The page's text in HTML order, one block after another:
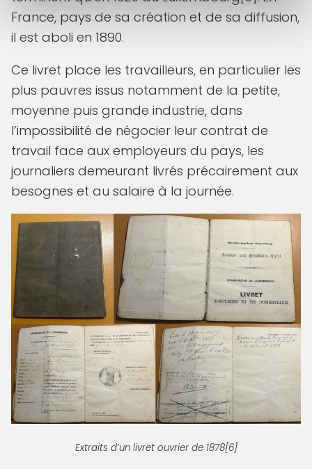
France, pays de sa création et de sa diffusion,
il est aboli en 1890.
Ce livret place les travailleurs, en particulier les
plus pauvres issus notamment de la petite,
moyenne puis grande industrie, dans
l’impossibilité de négocier leur contrat de
travail face aux employeurs du pays, les
journaliers demeurant livrés précairement aux
besognes et au salaire à la journée.
Extraits d’un livret ouvrier de 1878[6]